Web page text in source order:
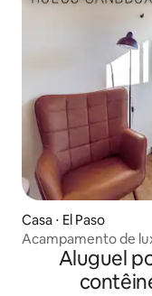
Casa ⋅ El Paso
Acampamento de
Aluguel